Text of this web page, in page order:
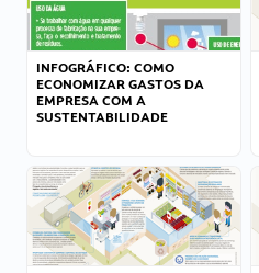
INFOGRÁFICO: COMO
ECONOMIZAR GASTOS DA
EMPRESA COM A
SUSTENTABILIDADE